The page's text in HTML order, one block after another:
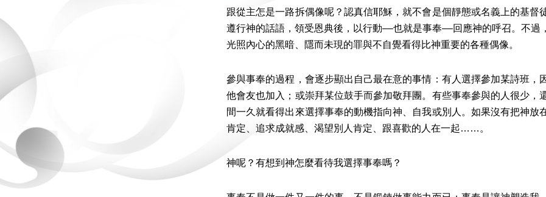
跟從主怎是一路拆偶像呢？認真信耶穌，就不會是個靜態或名義上的基
遵行神的話語，領受恩典後，以行動––也就是事奉––回應神的呼召。不
光照內心的黑暗、隱而未現的罪與不自覺看得比神重要的各種偶像。
參與事奉的過程，會逐步顯出自己最在意的事情：有人選擇參加某詩班
他會友也加入；或崇拜某位鼓手而參加敬拜團。有些事奉參與的人很少
間一久就看得出來選擇事奉的動機指向神、自我或別人。如果沒有把神
肯定、追求成就感、渴望別人肯定、跟喜歡的人在一起……。
神呢？有想到神怎麼看待我選擇事奉嗎？